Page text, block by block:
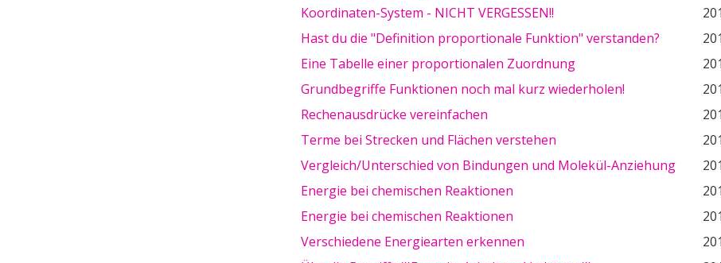
Koordinaten-System - NICHT VERGESSEN!!
Hast du die "Definition proportionale Funktion" verstanden?
Eine Tabelle einer proportionalen Zuordnung
Grundbegriffe Funktionen noch mal kurz wiederholen!
Rechenausdrücke vereinfachen
Terme bei Strecken und Flächen verstehen
Vergleich/Unterschied von Bindungen und Molekül-Anziehung
Energie bei chemischen Reaktionen
Energie bei chemischen Reaktionen
Verschiedene Energiearten erkennen